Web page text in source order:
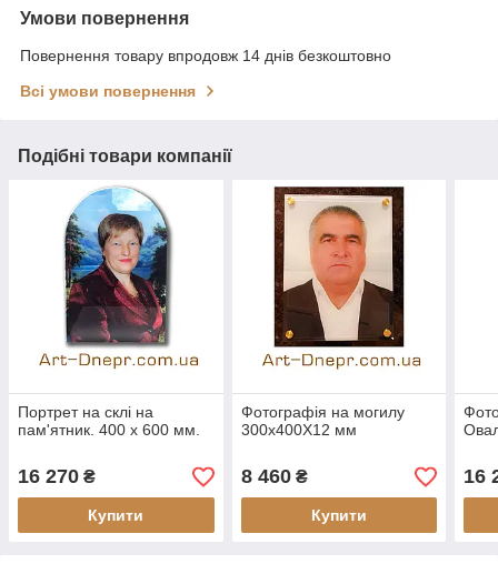
Умови повернення
Повернення товару впродовж 14 днів безкоштовно
Всі умови повернення
Подібні товари компанії
Портрет на склі на
пам'ятник. 400 х 600 мм.
16 270 ₴
Купити
Фотографія на могилу
300х400Х12 мм
8 460₴
Купити
16